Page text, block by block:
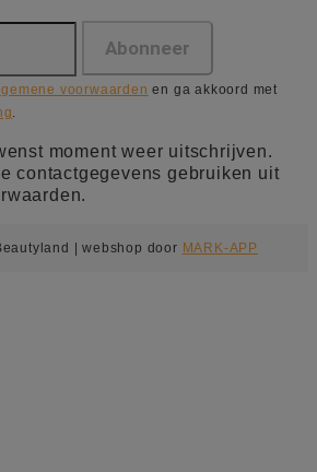
voorwaarden en ga akkoord met
.
moment weer uitschrijven.
contactgegevens gebruiken uit
| webshop door MARK-APP